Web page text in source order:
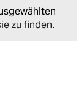
zu finden.